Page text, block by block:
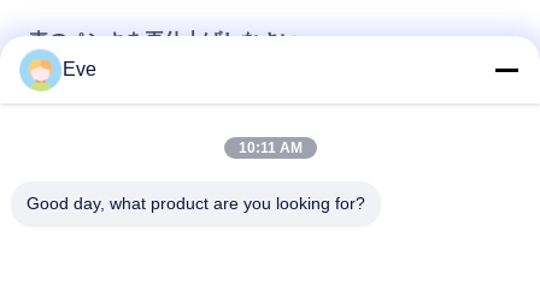
車のペンキを再仕上げしなさい
工場から供給された自動車塗料の高いカバー
自動車用塗料の混ざり前 自動車用噴霧用アクリル塗料
多機能自動車用車漆 ハバナ グレー色 無害
Eve
10:11 AM
Good day, what product are you looking for?